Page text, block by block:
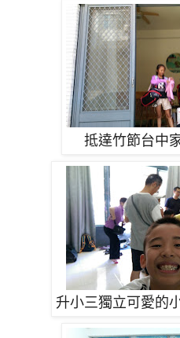
抵達竹節台中
升小三獨立可愛的